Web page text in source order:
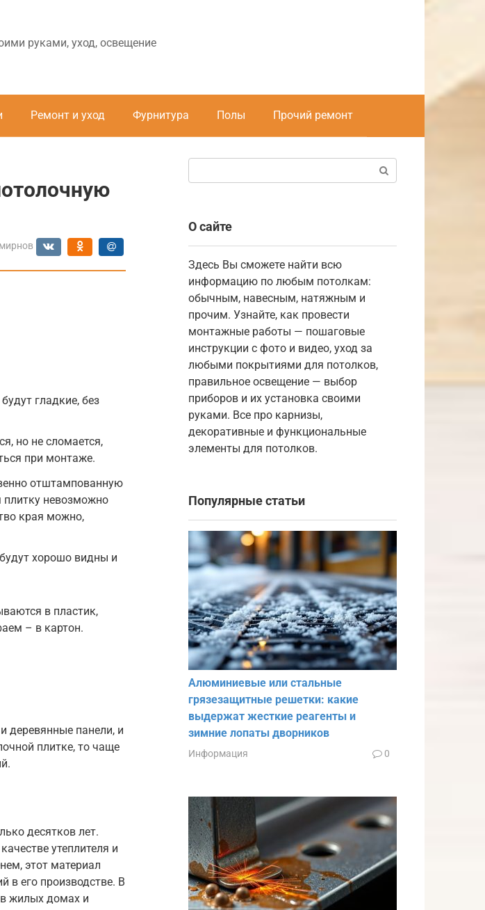
руками, уход, освещение
Ремонт и уход Фурнитура Полы Прочий ремонт
гладкие, без
но не сломается,
при монтаже.
отштампованную
плитку невозможно
края можно,
хорошо видны и
в пластик,
– в картон.
деревянные панели, и
плитке, то чаще
десятков лет.
утеплителя и
этот материал
в его производстве. В
жилых домах и
О сайте
Здесь Вы сможете найти всю
информацию по любым потолкам:
обычным, навесным, натяжным и
прочим. Узнайте, как провести
монтажные работы — пошаговые
инструкции с фото и видео, уход за
любыми покрытиями для потолков,
правильное освещение — выбор
приборов и их установка своими
руками. Все про карнизы,
декоративные и функциональные
элементы для потолков.
Популярные статьи
Алюминиевые или стальные
грязезащитные решетки: какие
выдержат жесткие реагенты и
зимние лопаты дворников
Информация 0